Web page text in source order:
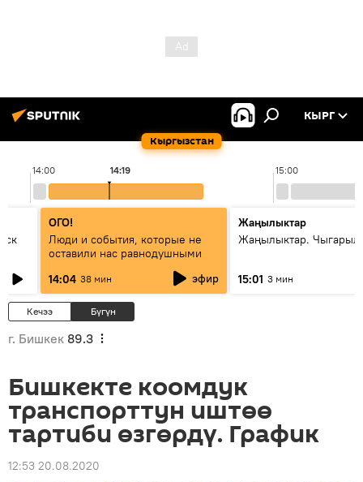
Кыргызстан
КЫРГ
14:00 15:00
14:19
ОГО!
Люди и события, которые не
оставили нас равнодушными
14:04 38 мин эфир
Жаңылыктар
Жаңылыктар.
15:01 3 мин
Кечээ Бүгүн
г. Бишкек 89.3
Бишкекте коомдук
транспорттун иштөө
тартиби өзгөрдү. График
12:53 20.08.2020